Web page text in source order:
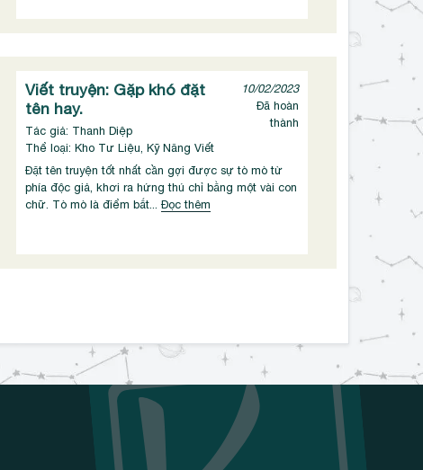
Viết truyện: Gặp khó đặt
tên hay.
Tác giả: Thanh Diệp
Thể loại: Kho Tư Liệu, Kỹ Năng Viết
10/02/2023
Đã hoàn
thành
Đặt tên truyện tốt nhất cần gợi được sự tò mò từ
phía độc giả, khơi ra hứng thú chỉ bằng một vài con
chữ. Tò mò là điểm bắt... Đọc thêm